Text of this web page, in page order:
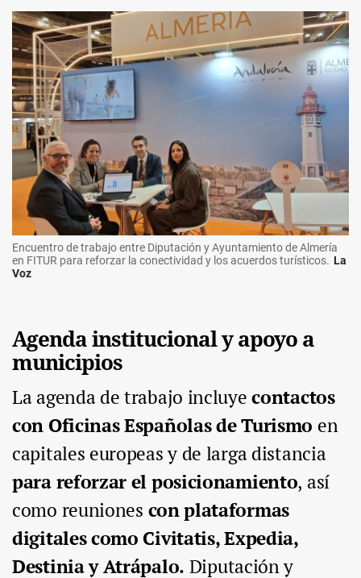
Encuentro de trabajo entre Diputación y Ayuntamiento de Almería
en FITUR para reforzar la conectividad y los acuerdos turísticos. La
Voz
Agenda institucional y apoyo a
municipios
La agenda de trabajo incluyecontactos
con Oficinas Españolas de Turismo en
capitales europeas y de larga distancia
para reforzar el posicionamiento, así
como reuniones con plataformas
digitales como Civitatis, Expedia,
Destinia y Atrápalo. Diputación y